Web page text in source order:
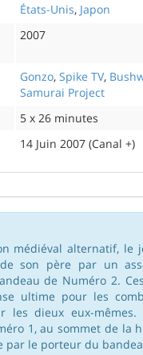
États-Unis, Japon
2007
Gonzo, Spike TV,
Samurai Project
5 x 26 minutes
14 Juin 2007 (Canal +)
médiéval alternatif, le
son père par un
de Numéro 2.
ultime pour les
les dieux eux-
1, au sommet de la
par le porteur du